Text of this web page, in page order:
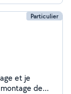
Particulier
de